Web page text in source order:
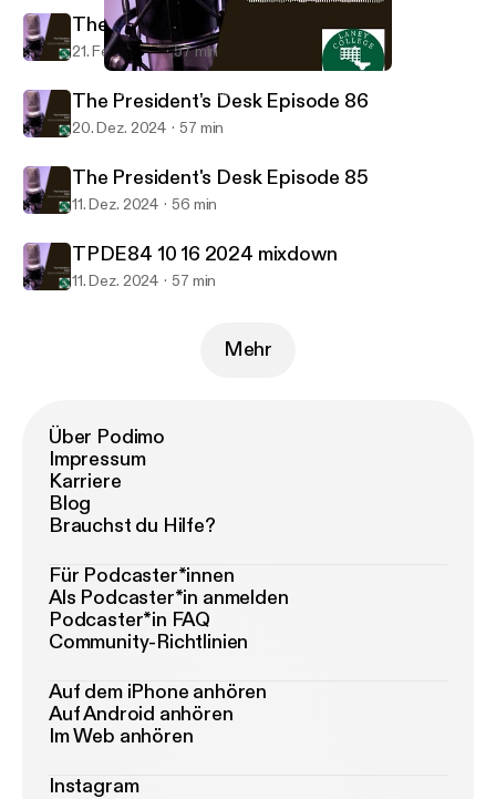
The President's Desk
The President's Desk Episode 87
21. Feb. 2025 57 min
The President's Desk Episode 86
20. Dez. 2024 57 min
The President's Desk Episode 85
11. Dez. 2024 56 min
TPDE84 10 16 2024 mixdown
11. Dez. 2024 57 min
Mehr
Über Podimo
Impressum
Karriere
Blog
Brauchst du Hilfe?
Für Podcaster*innen
Als Podcaster*in anmelden
Podcaster*in FAQ
Community-Richtlinien
Auf dem iPhone anhören
Auf Android anhören
Im Web anhören
Instagram